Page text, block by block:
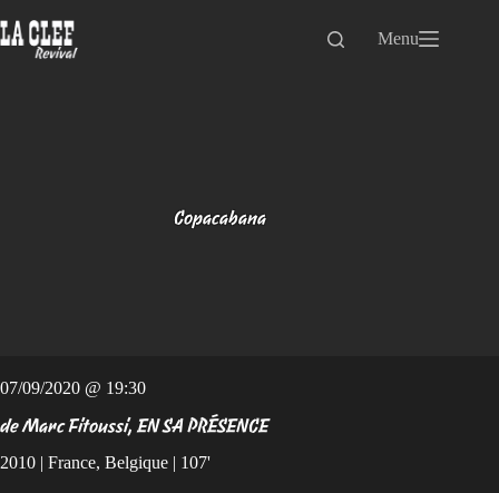
au
contenu
Menu
Copacabana
07/09/2020 @ 19:30
de Marc Fitoussi, EN SA PRÉSENCE
2010 | France, Belgique | 107'